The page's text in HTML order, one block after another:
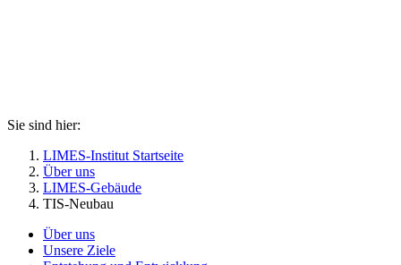
Sie sind hier:
LIMES-Institut Startseite
Über uns
LIMES-Gebäude
TIS-Neubau
Über uns
Unsere Ziele